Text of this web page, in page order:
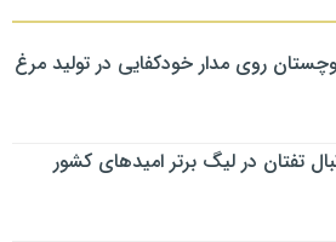
روی مدار خودکفایی در تولید مرغ
تفتان در لیگ برتر امیدهای کشور